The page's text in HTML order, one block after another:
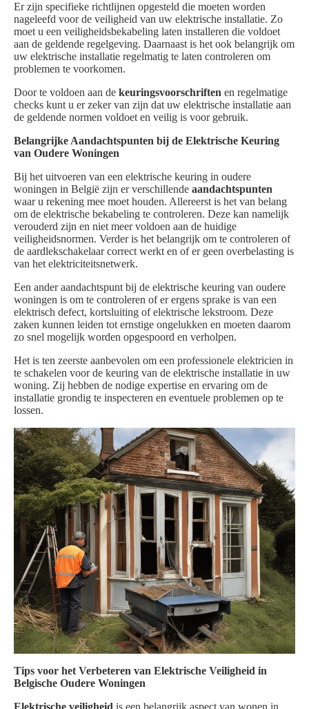
Er zijn specifieke richtlijnen opgesteld die moeten worden
nageleefd voor de veiligheid van uw elektrische installatie. Zo
moet u een veiligheidsbekabeling laten installeren die voldoet
aan de geldende regelgeving. Daarnaast is het ook belangrijk om
uw elektrische installatie regelmatig te laten controleren om
problemen te voorkomen.
Door te voldoen aan de keuringsvoorschriften en regelmatige
checks kunt u er zeker van zijn dat uw elektrische installatie aan
de geldende normen voldoet en veilig is voor gebruik.
Belangrijke Aandachtspunten bij de Elektrische Keuring
van Oudere Woningen
Bij het uitvoeren van een elektrische keuring in oudere
woningen in België zijn er verschillende aandachtspunten
waar u rekening mee moet houden. Allereerst is het van belang
om de elektrische bekabeling te controleren. Deze kan namelijk
verouderd zijn en niet meer voldoen aan de huidige
veiligheidsnormen. Verder is het belangrijk om te controleren of
de aardlekschakelaar correct werkt en of er geen overbelasting is
van het elektriciteitsnetwerk.
Een ander aandachtspunt bij de elektrische keuring van oudere
woningen is om te controleren of er ergens sprake is van een
elektrisch defect, kortsluiting of elektrische lekstroom. Deze
zaken kunnen leiden tot ernstige ongelukken en moeten daarom
zo snel mogelijk worden opgespoord en verholpen.
Het is ten zeerste aanbevolen om een professionele elektricien in
te schakelen voor de keuring van de elektrische installatie in uw
woning. Zij hebben de nodige expertise en ervaring om de
installatie grondig te inspecteren en eventuele problemen op te
lossen.
Tips voor het Verbeteren van Elektrische Veiligheid in
Belgische Oudere Woningen
Elektrische veiligheid is een belangrijk aspect van wonen in